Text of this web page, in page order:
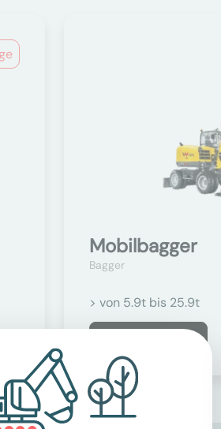
Mobilbagger
Bagger
> von 5.9t bis 25.9t